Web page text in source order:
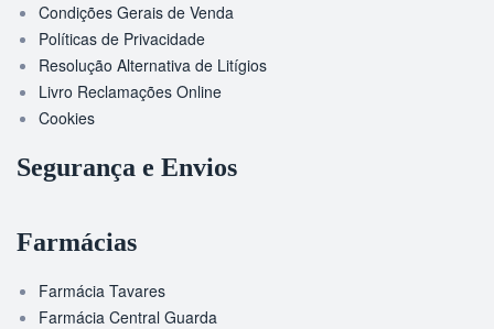
Condições Gerais de Venda
Políticas de Privacidade
Resolução Alternativa de Litígios
Livro Reclamações Online
Cookies
Segurança e Envios
Farmácias
Farmácia Tavares
Farmácia Central Guarda